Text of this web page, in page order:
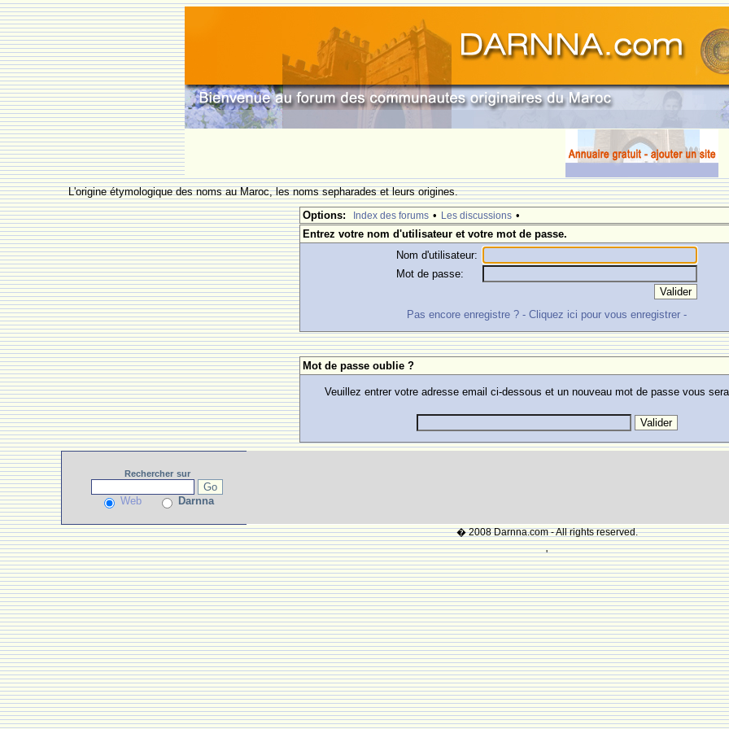
L'origine étymologique des noms au Maroc, les noms sepharades et leurs origines.
Options:
Index des forums • Les discussions •
Entrez votre nom d'utilisateur et votre mot de passe.
Nom d'utilisateur:
Mot de passe:
Pas encore enregistre ? - Cliquez ici pour vous enregistrer -
Mot de passe oublie ?
Veuillez entrer votre adresse email ci-dessous et un nouveau mot de passe vous
Rechercher sur
Web Darnna
� 2008 Darnna.com - All rights reserved.
'